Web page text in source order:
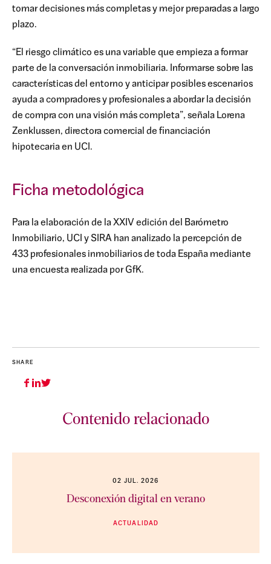
tomar decisiones más completas y mejor preparadas a largo
plazo.
“El riesgo climático es una variable que empieza a formar
parte de la conversación inmobiliaria. Informarse sobre las
características del entorno y anticipar posibles escenarios
ayuda a compradores y profesionales a abordar la decisión
de compra con una visión más completa”, señala Lorena
Zenklussen, directora comercial de financiación
hipotecaria en UCI.
Ficha metodológica
Para la elaboración de la XXIV edición del Barómetro
Inmobiliario, UCI y SIRA han analizado la percepción de
433 profesionales inmobiliarios de toda España mediante
una encuesta realizada por GfK.
SHARE
Contenido relacionado
02 JUL. 2026
Desconexión digital en verano
ACTUALIDAD